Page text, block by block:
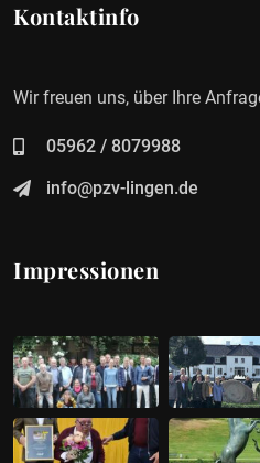
Kontaktinfo
Wir freuen uns, über Ihre
05962 / 8079988
info@pzv-lingen.de
Impressionen